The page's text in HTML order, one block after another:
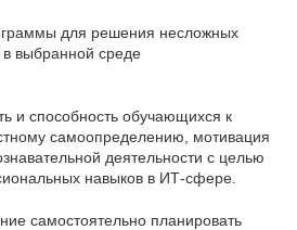
для решения несложных
в выбранной среде
и способность обучающихся к
самоопределению, мотивация
деятельности с целью
навыков в ИТ-сфере.
самостоятельно планировать